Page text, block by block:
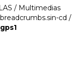
/ Multimedias
breadcrumbs.sin-cd /